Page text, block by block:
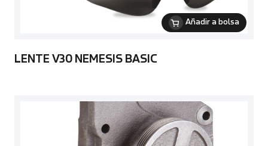
Añadir a bolsa
LENTE V30 NEMESIS BASIC